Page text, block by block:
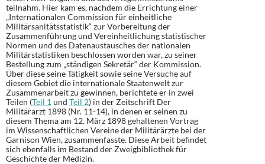
teilnahm. Hier kam es, nachdem die Errichtung einer
„Internationalen Commission für einheitliche
Militärsanitätsstatistik“ zur Vorbereitung der
Zusammenführung und Vereinheitlichung statistischer
Normen und des Datenaustausches der nationalen
Militärstatistiken beschlossen worden war, zu seiner
Bestellung zum „ständigen Sekretär“ der Kommission.
Über diese seine Tätigkeit sowie seine Versuche auf
diesem Gebiet die internationale Staatenwelt zur
Zusammenarbeit zu gewinnen, berichtete er in zwei
Teilen (Teil 1 und Teil 2) in der Zeitschrift Der
Militärarzt 1898 (Nr. 11-14), in denen er seinen zu
diesem Thema am 12. März 1898 gehaltenen Vortrag
im Wissenschaftlichen Vereine der Militärärzte bei der
Garnison Wien, zusammenfasste. Diese Arbeit befindet
sich ebenfalls im Bestand der Zweigbibliothek für
Geschichte der Medizin.